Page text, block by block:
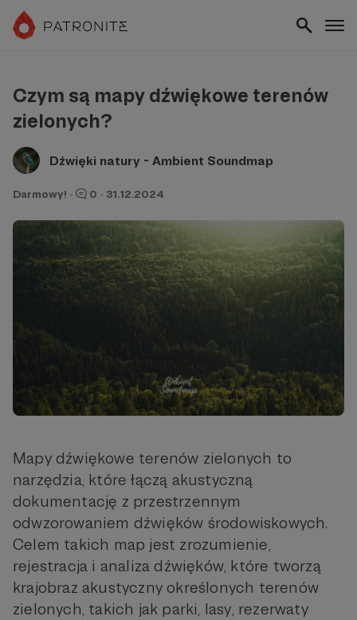
Czym są mapy dźwiękowe terenów
zielonych?
Dźwięki natury - Ambient Soundmap
Darmowy! · 0 · 31.12.2024
Mapy dźwiękowe terenów zielonych to
narzędzia, które łączą akustyczną
dokumentację z przestrzennym
odwzorowaniem dźwięków środowiskowych.
Celem takich map jest zrozumienie,
rejestracja i analiza dźwięków, które tworzą
krajobraz akustyczny określonych terenów
zielonych, takich jak parki, lasy, rezerwaty